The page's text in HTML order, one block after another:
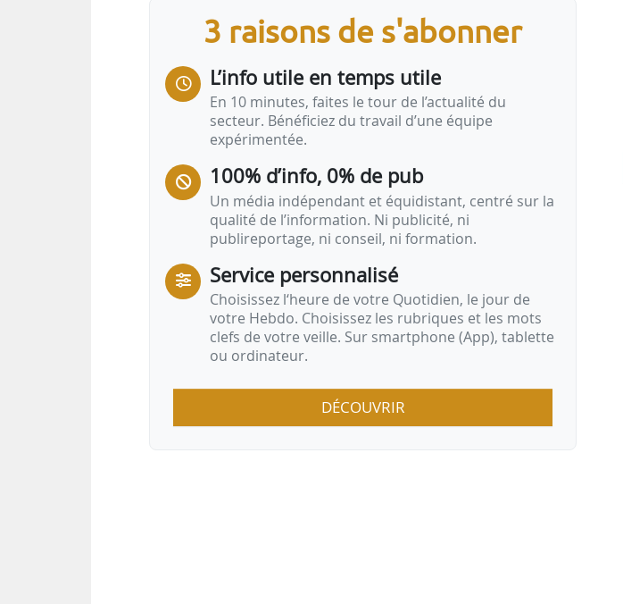
3 raisons de s'abonner
L’info utile en temps utile
En 10 minutes, faites le tour de l’actualité du
secteur. Bénéficiez du travail d’une équipe
expérimentée.
100% d’info, 0% de pub
Un média indépendant et équidistant, centré sur la
qualité de l’information. Ni publicité, ni
publireportage, ni conseil, ni formation.
Service personnalisé
Choisissez l‘heure de votre Quotidien, le jour de
votre Hebdo. Choisissez les rubriques et les mots
clefs de votre veille. Sur smartphone (App), tablette
ou ordinateur.
DÉCOUVRIR